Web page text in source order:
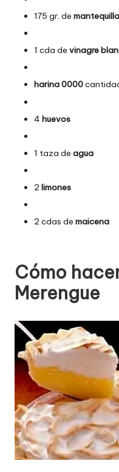
175 gr. de mantequilla
1 cda de vinagre
harina 0000
4 huevos
1 taza de agua
2 limones
2 cdas de maicena
Cómo
Merengue